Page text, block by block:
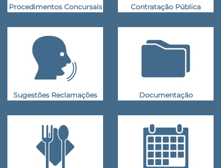
Procedimentos Concursais Contratação Pública
Sugestões Reclamações Documentação